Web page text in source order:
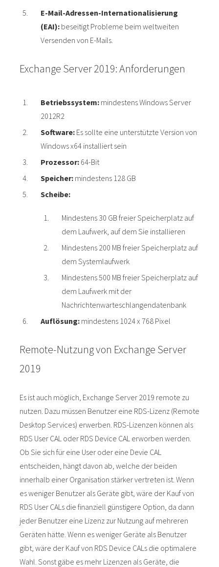
E-Mail-Adressen-Internationalisierung
(EAI): beseitigt Probleme beim weltweiten
Versenden von E-Mails.
Exchange Server 2019: Anforderungen
Betriebssystem: mindestens Windows Server
2012R2
Software: Es sollte eine unterstützte Version von
Windows x64 installiert sein
Prozessor: 64-Bit
Speicher: mindestens 128 GB
Scheibe:
Mindestens 30 GB freier Speicherplatz auf
dem Laufwerk, auf dem Sie installieren
Mindestens 200 MB freier Speicherplatz auf
dem Systemlaufwerk
Mindestens 500 MB freier Speicherplatz auf
dem Laufwerk mit der
Nachrichtenwarteschlangendatenbank
Auflösung: mindestens 1024 x 768 Pixel
Remote-Nutzung von Exchange Server
2019
Es ist auch möglich, Exchange Server 2019 remote zu
nutzen. Dazu müssen Benutzer eine RDS-Lizenz (Remote
Desktop Services) erwerben. RDS-Lizenzen können als
RDS User CAL oder RDS Device CAL erworben werden.
Ob Sie sich für eine User oder eine Devie CAL
entscheiden, hängt davon ab, welche der beiden
innerhalb einer Organisation stärker vertreten ist. Wenn
es weniger Benutzer als Geräte gibt, wäre der Kauf von
RDS User CALs die finanziell günstigere Option, da dann
jeder Benutzer eine Lizenz zur Nutzung auf mehreren
Geräten hätte. Wenn es weniger Geräte als Benutzer
gibt, wäre der Kauf von RDS Device CALs die optimalere
Wahl. Sonst gäbe es mehr Lizenzen als Geräte, die